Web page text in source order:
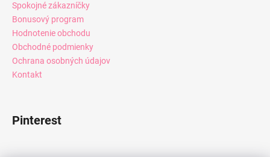
Spokojné zákazníčky
Bonusový program
Hodnotenie obchodu
Obchodné podmienky
Ochrana osobných údajov
Kontakt
Pinterest